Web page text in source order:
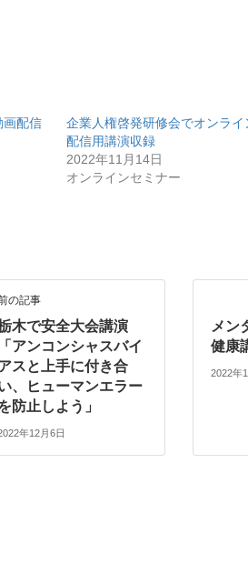
画配信
企業人権啓発研修会でオンライ
配信用講演収録
2022年11月14日
オンラインセミナー
の記事
木で安全大会講演
「アンコンシャスバイ
スと上手に付き合
、ヒューマンエラー
防止しよう」
年12月6日
メン
健康
2022年